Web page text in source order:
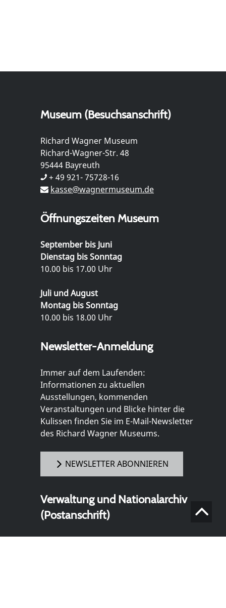
Museum (Besuchsanschrift)
Richard Wagner Museum
Richard-Wagner-Str. 48
95444 Bayreuth
+ 49 921- 75728-16
kasse@wagnermuseum.de
Öffnungszeiten Museum
September bis Juni
Dienstag bis Sonntag
10.00 bis 17.00 Uhr
Juli und August
Montag bis Sonntag
10.00 bis 18.00 Uhr
Newsletter-Anmeldung
Immer auf dem Laufenden:
Informationen zu aktuellen
Ausstellungen, kommenden
Veranstaltungen und Blicke hinter die
Kulissen finden Sie im E-Mail-Newsletter
des Richard Wagner Museums.
NEWSLETTER ABONNIEREN
Verwaltung und Nationalarchiv
(Postanschrift)